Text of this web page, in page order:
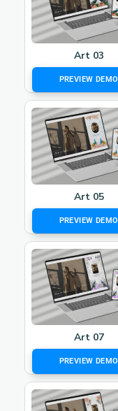
Art 03
PREVIEW DEMO
Art 05
PREVIEW DEMO
Art 07
PREVIEW DEMO